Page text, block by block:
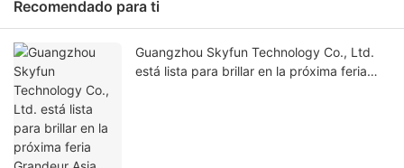
Recomendado para ti
Guangzhou Skyfun Technology Co., Ltd.
está lista para brillar en la próxima feria